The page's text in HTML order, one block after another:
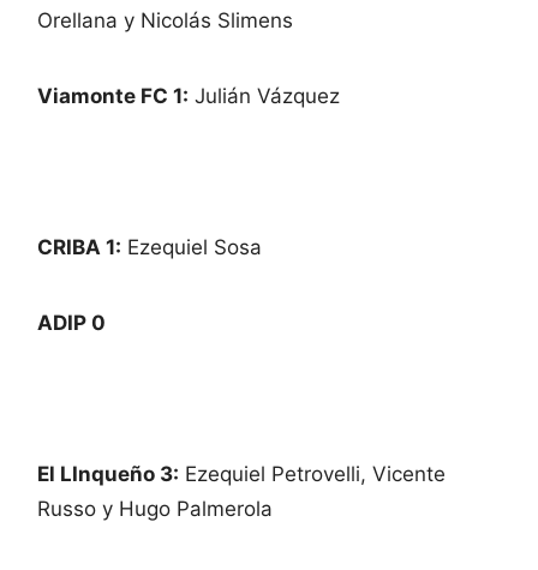
Orellana y Nicolás Slimens
Viamonte FC 1: Julián Vázquez
CRIBA 1: Ezequiel Sosa
ADIP 0
El LInqueño 3: Ezequiel Petrovelli, Vicente
Russo y Hugo Palmerola